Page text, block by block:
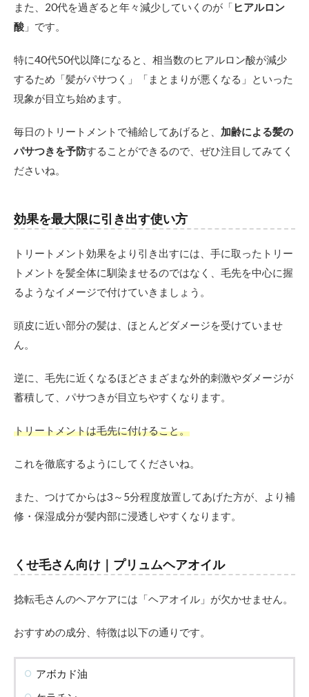
また、20代を過ぎると年々減少していくのが「 ヒアルロン
酸 」です。
特に40代50代以降になると、相当数のヒアルロン酸が減少
するため「髪がパサつく」「まとまりが悪くなる」といった
現象が目立ち始めます。
毎日のトリートメントで補給してあげると、 加齢による髪の
パサつきを予防することができるので、ぜひ注目してみてく
ださいね。
効果を最大限に引き出す使い方
トリートメント効果をより引き出すには、手に取ったトリー
トメントを髪全体に馴染ませるのではなく、毛先を中心に握
るようなイメージで付けていきましょう。
頭皮に近い部分の髪は、ほとんどダメージを受けていませ
ん。
逆に、毛先に近くなるほどさまざまな外的刺激やダメージが
蓄積して、パサつきが目立ちやすくなります。
トリートメントは毛先に付けること。
これを徹底するようにしてくださいね。
また、つけてからは3～5分程度放置してあげた方が、より補
修・保湿成分が髪内部に浸透しやすくなります。
くせ毛さん向け｜プリュムヘアオイル
捻転毛さんのヘアケアには「ヘアオイル」が欠かせません。
おすすめの成分、特徴は以下の通りです。
アボカド油